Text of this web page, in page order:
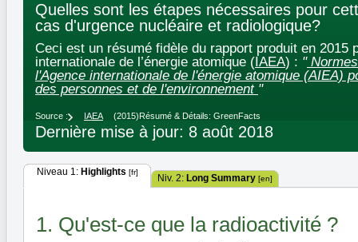
Quelles sont les étapes nécessaires pour
cas d'urgence nucléaire et radiologique?
Ceci est un résumé fidèle du rapport produit en 2015
internationale de l’énergie atomique (IAEA) : "
l'Agence internationale de l'énergie atomique (AIEA)
des personnes et de l'environnement "
Source : IAEA (2015)Résumé & Détails: GreenFacts
Dernière mise à jour: 8 août 2018
Niveau 1: Highlights [fr]
Niv. 2: Long Summary [en]
1. Qu'est-ce que la radioactivité ?